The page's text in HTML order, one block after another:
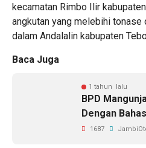
kecamatan Rimbo Ilir
angkutan yang melebihi tonase
dalam Andalalin kabupaten
Baca Juga
1 tahun lalu
BPD
Dengan
1687